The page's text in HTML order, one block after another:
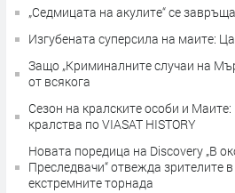
„Седмицата на акулите“ се
Изгубената суперсила на маите:
Защо „Криминалните случаи на
от всякога
Сезон на кралските особи и
кралства по VIASAT HISTORY
Новата поредица на Discovery „В
Преследвачи“ отвежда зрителите
екстремните торнада